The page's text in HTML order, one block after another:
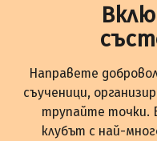
Направете
съученици,
трупайте точки.
клубът с най-